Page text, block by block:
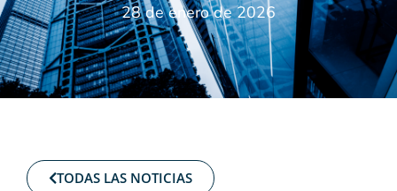
28 de enero de 2026
TODAS LAS NOTICIAS